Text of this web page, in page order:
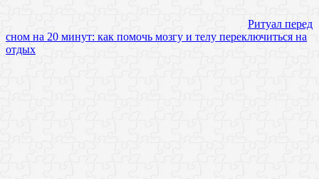
Ритуал перед
сном на 20 минут: как помочь мозгу и телу переключиться на
отдых